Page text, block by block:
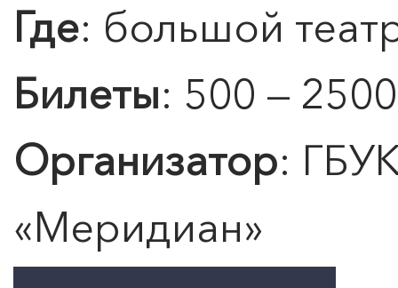
Где: большой
Билеты: 500 —
Организатор:
«Меридиан»